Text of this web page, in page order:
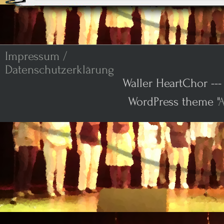
Impressum /
Datenschutzerklärung
Waller HeartChor
WordPress theme "